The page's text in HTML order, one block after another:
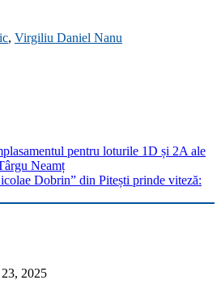
, Virgiliu Daniel Nanu
pentru loturile 1D și 2A ale
Neamț
Dobrin” din Pitești prinde viteză:
2025